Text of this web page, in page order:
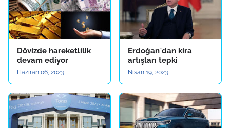
Dövizde hareketlilik
devam ediyor
Haziran 06, 2023
Erdoğan`dan kira
artışları tepki
Nisan 19, 2023